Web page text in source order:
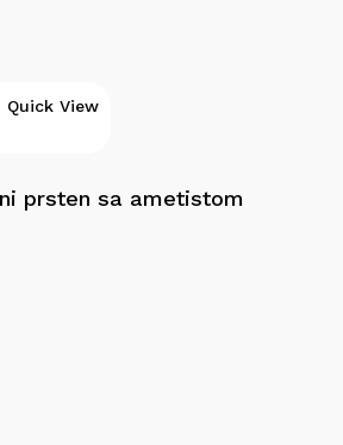
Quick View
prsten sa ametistom